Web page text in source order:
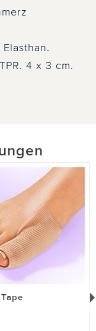
4 x 3 cm.